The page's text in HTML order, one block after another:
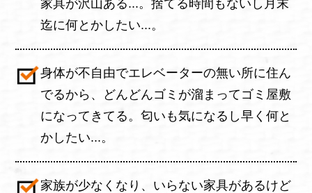
家具が沢山ある...。捨てる時間もないし月末
迄に何とかしたい...。
身体が不自由でエレベーターの無い所に住ん
でるから、どんどんゴミが溜まってゴミ屋敷
になってきてる。匂いも気になるし早く何と
かしたい...。
家族が少なくなり、いらない家具があるけど